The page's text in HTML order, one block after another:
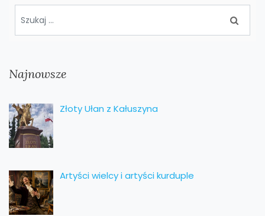
Najnowsze
Złoty Ułan z Kałuszyna
Artyści wielcy i artyści kurduple